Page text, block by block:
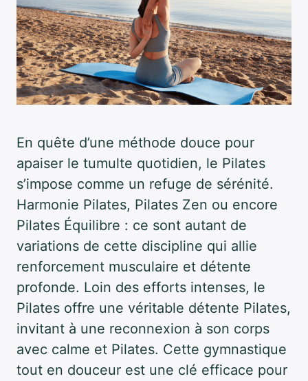
En quête d’une méthode douce pour
apaiser le tumulte quotidien, le Pilates
s’impose comme un refuge de sérénité.
Harmonie Pilates, Pilates Zen ou encore
Pilates Équilibre : ce sont autant de
variations de cette discipline qui allie
renforcement musculaire et détente
profonde. Loin des efforts intenses, le
Pilates offre une véritable détente Pilates,
invitant à une reconnexion à son corps
avec calme et Pilates. Cette gymnastique
tout en douceur est une clé efficace pour